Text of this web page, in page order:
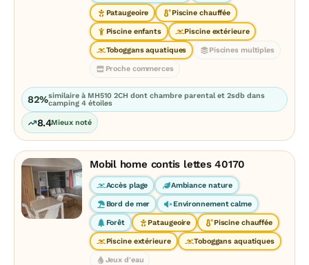
Pataugeoire Piscine chauffée
Piscine enfants Piscine extérieure
Toboggans aquatiques Piscines multiples
Proche commerces
82%similaire à MH510 2CH dont chambre parental et 2sdb dans
camping 4 étoiles
8.4Mieux noté
Mobil home contis lettes 40170
Accès plage Ambiance nature
Bord de mer Environnement calme
Forêt Pataugeoire Piscine chauffée
Piscine extérieure Toboggans aquatiques
Jeux d'eau